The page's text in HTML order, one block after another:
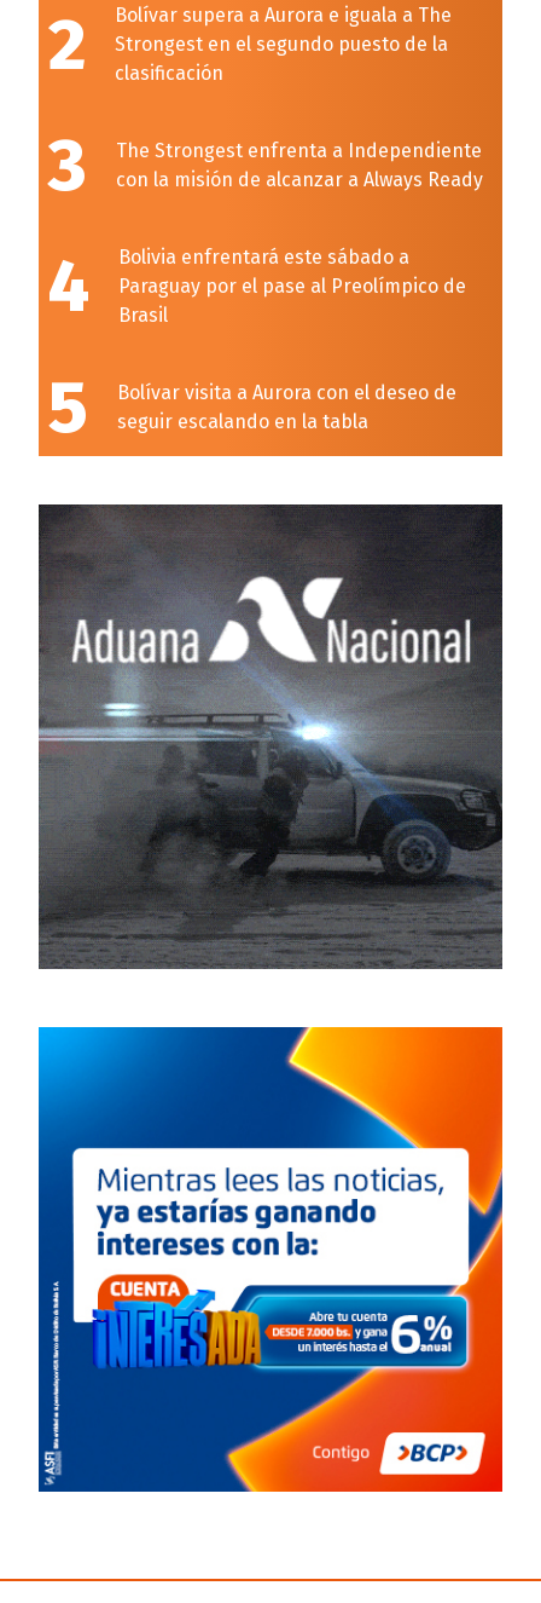
2
Bolívar supera a Aurora e iguala a The
Strongest en el segundo puesto de la
clasificación
3
The Strongest enfrenta a Independiente
con la misión de alcanzar a Always Ready
4
Bolivia enfrentará este sábado a
Paraguay por el pase al Preolímpico de
Brasil
5
Bolívar visita a Aurora con el deseo de
seguir escalando en la tabla